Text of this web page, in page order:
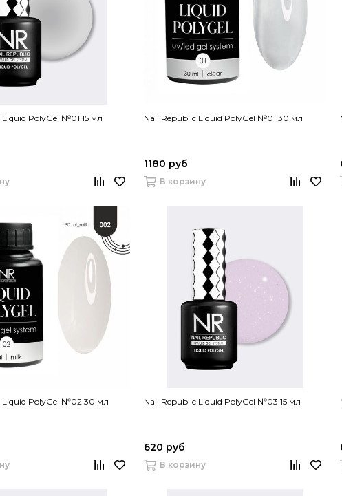
Liquid PolyGel №01 15 мл Nail Republic Liquid PolyGel №01 30 мл
1180 руб
В корзину
Liquid PolyGel №02 30 мл Nail Republic Liquid PolyGel №03 15 мл
620 руб
В корзину